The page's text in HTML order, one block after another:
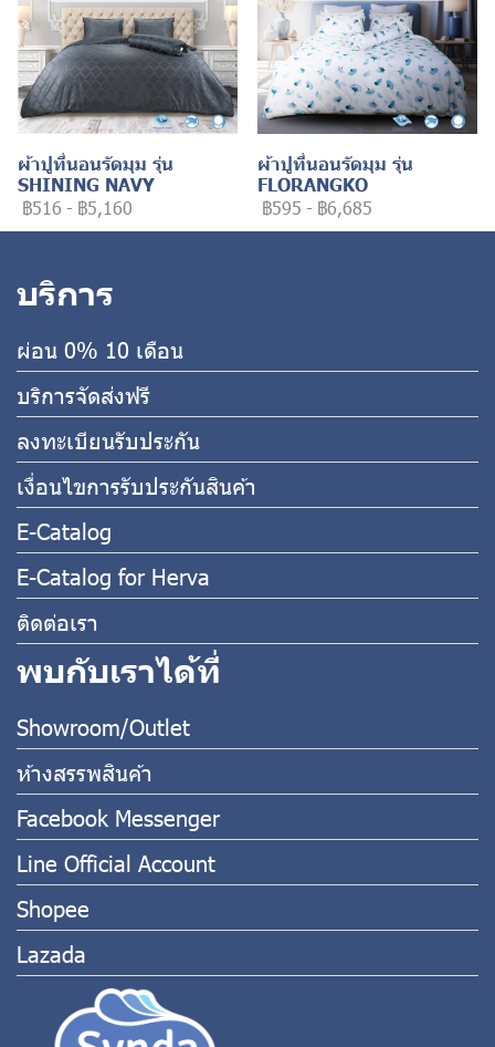
ผ้าปูที่นอนรัดมุม รุ่น
SHINING NAVY
฿516 - ฿5,160
ผ้าปูที่นอนรัดมุม รุ่น
FLORANGKO
฿595 - ฿6,685
บริการ
ผ่อน 0% 10 เดือน
บริการจัดส่งฟรี
ลงทะเบียนรับประกัน
เงื่อนไขการรับประกันสินค้า
E-Catalog
E-Catalog for Herva
ติดต่อเรา
พบกับเราได้ที่
Showroom/Outlet
ห้างสรรพสินค้า
Facebook Messenger
Line Official Account
Shopee
Lazada